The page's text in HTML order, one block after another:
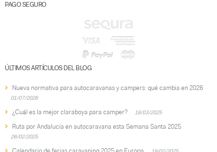
PAGO SEGURO
ÚLTIMOS ARTÍCULOS DEL BLOG
Nueva normativa para autocaravanas y campers: qué cambia en 2026
01/07/2026
¿Cuál es la mejor claraboya para camper? 18/03/2025
Ruta por Andalucía en autocaravana esta Semana Santa 2025
26/02/2025